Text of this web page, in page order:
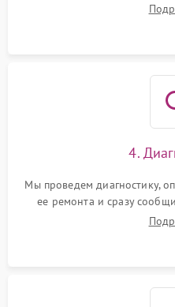
4.
Мы проведем диагностику,
ее ремонта и сразу